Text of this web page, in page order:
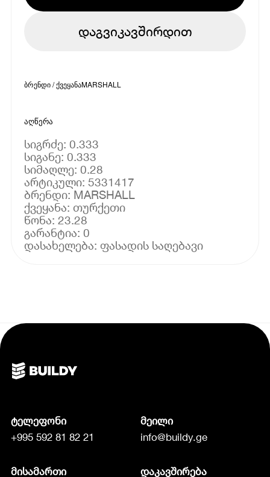
დაგვიკავშირდით
ბრენდი / ქვეყანაMARSHALL
აღწერა
სიგრძე: 0.333
სიგანე: 0.333
სიმაღლე: 0.28
არტიკული: 5331417
ბრენდი: MARSHALL
ქვეყანა: თურქეთი
წონა: 23.28
გარანტია: 0
ტელეფონი
+995 592 81 82 21
მეილი
info@buildy.ge
მისამართი დაკავშირება